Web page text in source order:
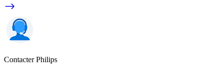
Contacter Philips